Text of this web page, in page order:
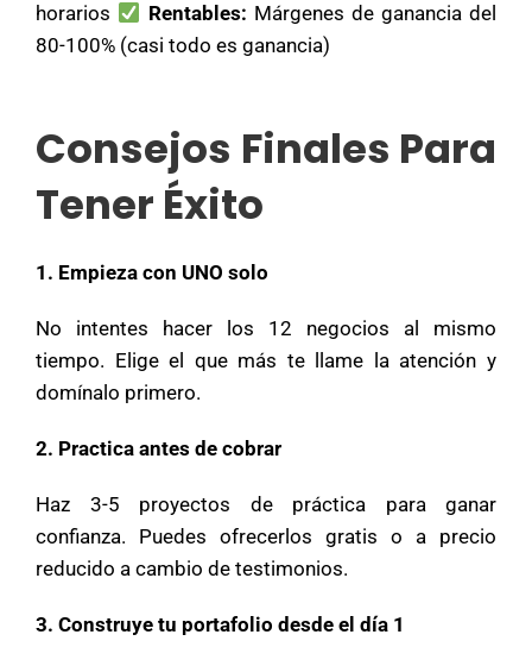
horarios
Rentables: Márgenes de ganancia del
80-100% (casi todo es ganancia)
Consejos Finales Para
Tener Éxito
1. Empieza con UNO solo
No intentes hacer los 12 negocios al mismo
tiempo. Elige el que más te llame la atención y
domínalo primero.
2. Practica antes de cobrar
Haz 3-5 proyectos de práctica para ganar
confianza. Puedes ofrecerlos gratis o a precio
reducido a cambio de testimonios.
3. Construye tu portafolio desde el día 1